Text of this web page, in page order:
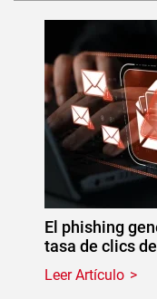
El phishing
tasa de clics
Leer Artículo